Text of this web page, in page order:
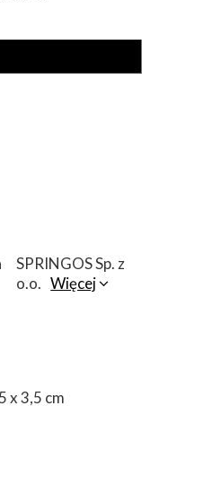
SPRINGOS Sp. z
o.o. Więcej
x 3,5 cm